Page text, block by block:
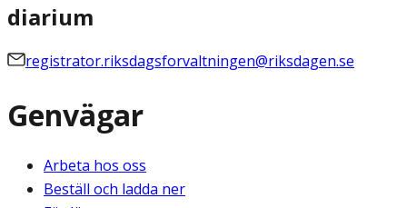
diarium
registrator.riksdagsforvaltningen@riksdagen.se
Genvägar
Arbeta hos oss
Beställ och ladda ner